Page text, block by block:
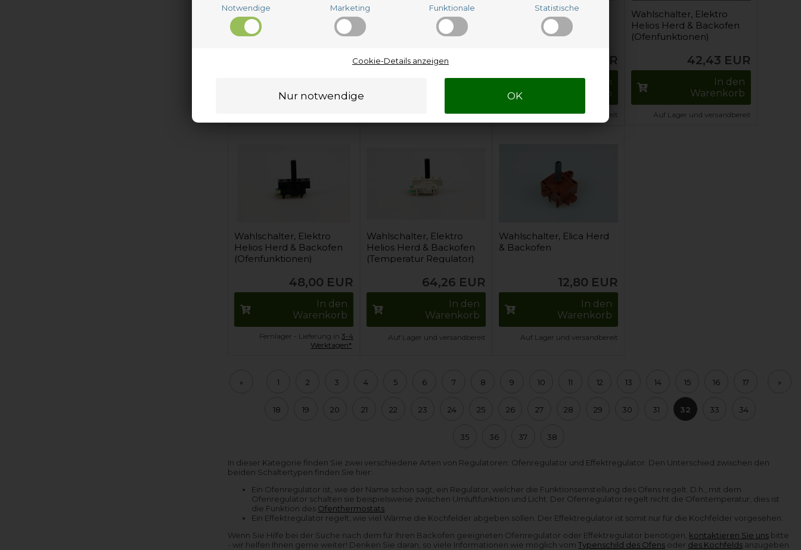
Notwendige Marketing Funktionale Statistische
Cookie-Details anzeigen
Wahlschalter, Electrolux
Herd & Backofen
(Temperatur Regulator)
EUR
Warenkorb
Wahlschalter, Electrolux
Herd & Backofen
(Temperatur Regulator)
64,26
In den
Auf Lager und versandbereit
Wahlschalter, Elektro
Helios Herd & Backofen
EUR
In den
Warenkorb
Auf Lager und versandbereit
Wahlschalter, Elektro
Helios Herd & Backofen
(Ofenfunktionen)
42,43 EUR
In den
Warenkorb
Auf Lager und versandbereit
Wahlschalter, Elektro
Helios Herd & Backofen
(Ofenfunktionen)
48,00 EUR
In den
Warenkorb
Fernlager - Lieferung in3-4
Werktagen*
Wahlschalter, Elektro
Helios Herd & Backofen
(Temperatur Regulator)
64,26 EUR
In den
Warenkorb
Auf Lager und versandbereit
Wahlschalter, Elica Herd
& Backofen
12,80 EUR
In den
Warenkorb
Auf Lager und versandbereit
« 1 2 3 4 5 6 7 8 9 10 11 12 13 14 15 16 17
18 19 20 21 22 23 24 25 26 27 28 29 30 31 32 33 34
35 36 37 38
»
In dieser Kategorie finden Sie zwei verschiedene Arten von Regulatoren: Ofenregulator und Effektregulator. Den Unterschied zwischen den
beiden Schaltertypen finden Sie hier:
Ein Ofenregulator ist, wie der Name schon sagt, ein Regulator, welcher die Funktionseinstellung des Ofens regelt. D.h., mit dem
Ofenregulator schalten sie beispielsweise zwischen Umluftfunktion und Licht. Der Ofenregulator regelt nicht die Ofentemperatur, dies ist
die Funktion des Ofenthermostats.
Ein Effektregulator regelt, wie viel Wärme die Kochfelder abgeben sollen. Der Effektregulator ist somit nur für die Kochfelder vorgesehen.
Wenn Sie Hilfe bei der Suche nach dem für Ihren Backofen geeigneten Ofenregulator oder Effektregulator benötigen, kontaktieren Sie uns bitte
- wir helfen Ihnen gerne weiter! Denken Sie daran, so viele Informationen wie möglich vomTypenschild des Ofens oder des Kochfelds anzugeben.